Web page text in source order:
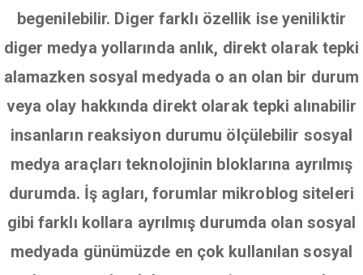
begenilebilir. Diger farklı özellik ise yeniliktir
diger medya yollarında anlık, direkt olarak tepki
alamazken sosyal medyada o an olan bir durum
veya olay hakkında direkt olarak tepki alınabilir
insanların reaksiyon durumu ölçülebilir sosyal
medya araçları teknolojinin bloklarına ayrılmış
durumda. İş agları, forumlar mikroblog siteleri
gibi farklı kollara ayrılmış durumda olan sosyal
medyada günümüzde en çok kullanılan sosyal